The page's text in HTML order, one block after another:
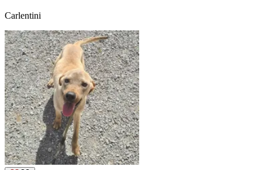
Carlentini